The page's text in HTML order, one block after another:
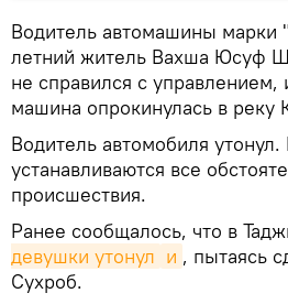
Водитель автомашины марки
летний житель Вахша Юсуф
не справился с управлением,
машина опрокинулась в реку
Водитель автомобиля
устанавливаются все
происшествия.
Ранее сообщалось, что в
девушки утонул и , пытаясь
Сухроб.